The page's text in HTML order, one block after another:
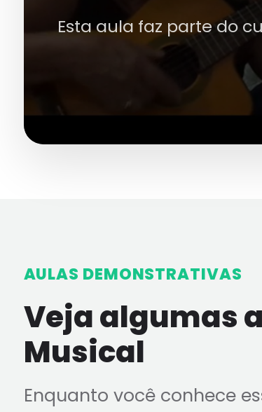
Esta aula faz parte do
AULAS DEMONSTRATIVAS
Veja algumas
Musical
Enquanto você conhece